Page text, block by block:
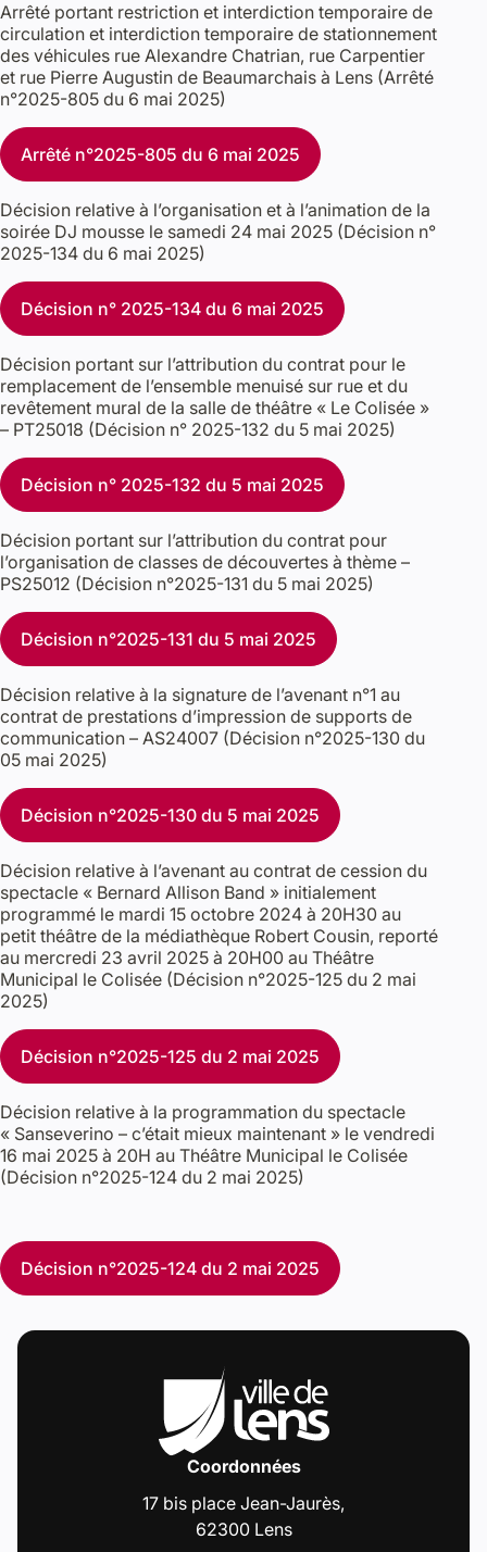
Arrêté portant restriction et interdiction temporaire de
circulation et interdiction temporaire de stationnement
des véhicules rue Alexandre Chatrian, rue Carpentier
et rue Pierre Augustin de Beaumarchais à Lens (Arrêté
n°2025-805 du 6 mai 2025)
Arrêté n°2025-805 du 6 mai 2025
Décision relative à l’organisation et à l’animation de la
soirée DJ mousse le samedi 24 mai 2025 (Décision n°
2025-134 du 6 mai 2025)
Décision n° 2025-134 du 6 mai 2025
Décision portant sur l’attribution du contrat pour le
remplacement de l’ensemble menuisé sur rue et du
revêtement mural de la salle de théâtre « Le Colisée »
– PT25018 (Décision n° 2025-132 du 5 mai 2025)
Décision n° 2025-132 du 5 mai 2025
Décision portant sur l’attribution du contrat pour
l’organisation de classes de découvertes à thème –
PS25012 (Décision n°2025-131 du 5 mai 2025)
Décision n°2025-131 du 5 mai 2025
Décision relative à la signature de l’avenant n°1 au
contrat de prestations d’impression de supports de
communication – AS24007 (Décision n°2025-130 du
05 mai 2025)
Décision n°2025-130 du 5 mai 2025
Décision relative à l’avenant au contrat de cession du
spectacle « Bernard Allison Band » initialement
programmé le mardi 15 octobre 2024 à 20H30 au
petit théâtre de la médiathèque Robert Cousin, reporté
au mercredi 23 avril 2025 à 20H00 au Théâtre
Municipal le Colisée (Décision n°2025-125 du 2 mai
2025)
Décision n°2025-125 du 2 mai 2025
Décision relative à la programmation du spectacle
« Sanseverino – c’était mieux maintenant » le vendredi
16 mai 2025 à 20H au Théâtre Municipal le Colisée
(Décision n°2025-124 du 2 mai 2025)
Décision n°2025-124 du 2 mai 2025
Coordonnées
17 bis place Jean-Jaurès,
62300 Lens